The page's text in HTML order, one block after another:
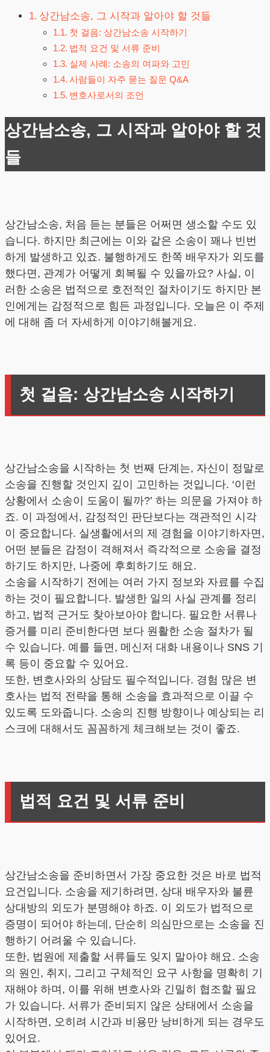
상간남소송, 그 시작과 알아야 할 것들
첫 걸음: 상간남소송 시작하기
법적 요건 및 서류 준비
실제 사례: 소송의 여파와 고민
사람들이 자주 묻는 질문 Q&A
변호사로서의 조언
상간남소송, 그 시작과 알아야 할 것
들
상간남소송, 처음 듣는 분들은 어쩌면 생소할 수도 있
습니다. 하지만 최근에는 이와 같은 소송이 꽤나 빈번
하게 발생하고 있죠. 불행하게도 한쪽 배우자가 외도를
했다면, 관계가 어떻게 회복될 수 있을까요? 사실, 이
러한 소송은 법적으로 호전적인 절차이기도 하지만 본
인에게는 감정적으로 힘든 과정입니다. 오늘은 이 주제
에 대해 좀 더 자세하게 이야기해볼게요.
첫 걸음: 상간남소송 시작하기
상간남소송을 시작하는 첫 번째 단계는, 자신이 정말로
소송을 진행할 것인지 깊이 고민하는 것입니다. ‘이런
상황에서 소송이 도움이 될까?’ 하는 의문을 가져야 하
죠. 이 과정에서, 감정적인 판단보다는 객관적인 시각
이 중요합니다. 실생활에서의 제 경험을 이야기하자면,
어떤 분들은 감정이 격해져서 즉각적으로 소송을 결정
하기도 하지만, 나중에 후회하기도 해요.
소송을 시작하기 전에는 여러 가지 정보와 자료를 수집
하는 것이 필요합니다. 발생한 일의 사실 관계를 정리
하고, 법적 근거도 찾아보아야 합니다. 필요한 서류나
증거를 미리 준비한다면 보다 원활한 소송 절차가 될
수 있습니다. 예를 들면, 메신저 대화 내용이나 SNS 기
록 등이 중요할 수 있어요.
또한, 변호사와의 상담도 필수적입니다. 경험 많은 변
호사는 법적 전략을 통해 소송을 효과적으로 이끌 수
있도록 도와줍니다. 소송의 진행 방향이나 예상되는 리
스크에 대해서도 꼼꼼하게 체크해보는 것이 좋죠.
법적 요건 및 서류 준비
상간남소송을 준비하면서 가장 중요한 것은 바로 법적
요건입니다. 소송을 제기하려면, 상대 배우자와 불륜
상대방의 외도가 분명해야 하죠. 이 외도가 법적으로
증명이 되어야 하는데, 단순히 의심만으로는 소송을 진
행하기 어려울 수 있습니다.
또한, 법원에 제출할 서류들도 잊지 말아야 해요. 소송
의 원인, 취지, 그리고 구체적인 요구 사항을 명확히 기
재해야 하며, 이를 위해 변호사와 긴밀히 협조할 필요
가 있습니다. 서류가 준비되지 않은 상태에서 소송을
시작하면, 오히려 시간과 비용만 낭비하게 되는 경우도
있어요.